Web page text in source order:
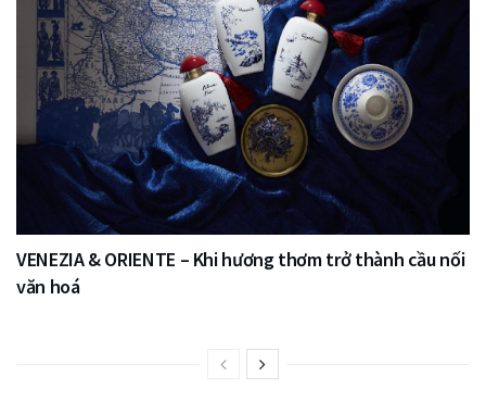
VENEZIA & ORIENTE – Khi hương thơm trở thành cầu nối
văn hoá